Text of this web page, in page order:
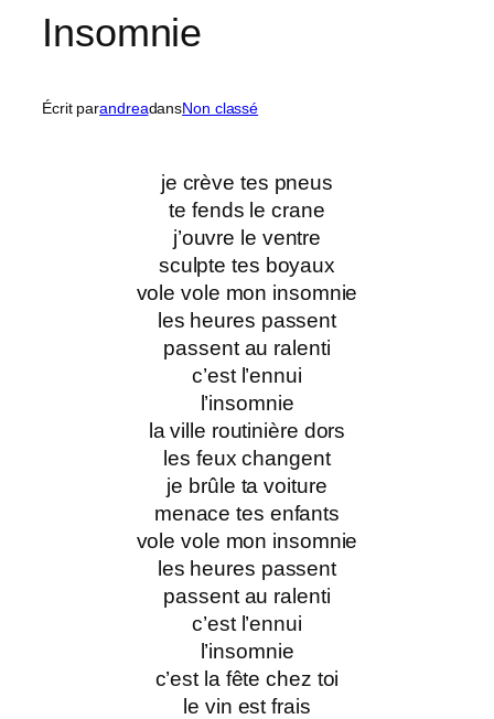
Insomnie
Écrit parandreadansNon classé
je crève tes pneus
te fends le crane
j’ouvre le ventre
sculpte tes boyaux
vole vole mon insomnie
les heures passent
passent au ralenti
c’est l’ennui
l’insomnie
la ville routinière dors
les feux changent
je brûle ta voiture
menace tes enfants
vole vole mon insomnie
les heures passent
passent au ralenti
c’est l’ennui
l’insomnie
c’est la fête chez toi
le vin est frais